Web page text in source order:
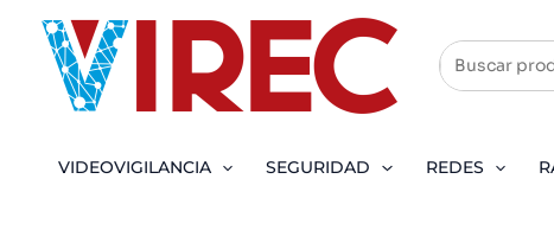
contenido
VIDEOVIGILANCIA SEGURIDAD REDES